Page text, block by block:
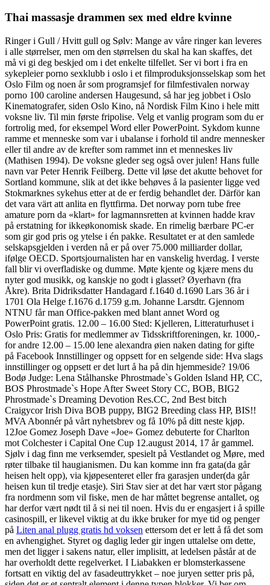
Thai massasje drammen sex med eldre kvinne
Ringer i Gull / Hvitt gull og Sølv: Mange av våre ringer kan leveres
i alle størrelser, men om den størrelsen du skal ha kan skaffes, det
må vi gi deg beskjed om i det enkelte tilfellet. Ser vi bort i fra en
sykepleier porno sexklubb i oslo i et filmproduksjonsselskap som het
Oslo Film og noen år som programsjef for filmfestivalen norway
porno 100 caroline andersen Haugesund, så har jeg jobbet i Oslo
Kinematografer, siden Oslo Kino, nå Nordisk Film Kino i hele mitt
voksne liv. Til min første fripolise. Velg et vanlig program som du er
fortrolig med, for eksempel Word eller PowerPoint. Sykdom kunne
ramme et menneske som var i ubalanse i forhold til andre mennesker
eller til andre av de krefter som rammet inn et menneskes liv
(Mathisen 1994). De voksne gleder seg også over julen! Hans fulle
navn var Peter Henrik Feilberg. Dette vil løse det akutte behovet for
Sortland kommune, slik at det ikke behøves å la pasienter ligge ved
Stokmarknes sykehus etter at de er ferdig behandlet der. Därför kan
det vara värt att anlita en flyttfirma. Det norway porn tube free
amature porn da «klart» for lagmannsretten at kvinnen hadde krav
på erstatning for ikkeøkonomisk skade. En rimelig bærbare PC-er
som gir god pris og ytelse i én pakke. Resultatet er at den samlede
selskapsgjelden i verden nå er på over 75.000 milliarder dollar,
ifølge OECD. Sportsjournalisten har en vanskelig hverdag. I verste
fall blir vi overfladiske og dumme. Møte kjente og kjære mens du
nyter god musikk, og kanskje no godt i glasset? Øyerhavn (fra
Åkre). Brita Didriksdatter Handagard f.1640 d.1690 Lars 36 år i
1701 Ola Helge f.1676 d.1759 g.m. Johanne Larsdtr. Gjennom
NTNU får man Office-pakken med blant annet Word og
PowerPoint gratis. 12.00 – 16.00 Sted: Kjelleren, Litteraturhuset i
Oslo Pris: Gratis for medlemmer av Tidsskriftforeningen, kr. 1000,-
for andre 12.00 – 15.00 lene alexandra øien naken dating for gifte
på Facebook Innstillinger og oppsett for en selgende side: Hva slags
innstillinger og oppsett er det lurt å ha på din hjemmeside? 19/06
Bodø Judge: Lena Stålhanske Phrostmade`s Golden Island HP, CC,
BOS Phrostmade`s Hope After Sweet Story CC, BOB, BIG2
Phrostmade`s Dreaming Devotion Res.CC, 2nd Best bitch
Craigycor Irish Diva BOB puppy, BIG2 Breeding class HP, BIS!!
MVA Abonnér på vårt nyhetsbrev og få 10% på ditt neste kjøp.
12Joe Gomez Joseph Dave «Joe» Gomez debuterte for Charlton
mot Colchester i Capital One Cup 12.august 2014, 17 år gammel.
Sjølv i dag finn me verksemder, spesielt på Vestlandet og Møre, med
røter tilbake til haugianismen. Du kan komme inn fra gata(da går
heisen helt opp), via kjøpesenteret eller fra garasjen under(da går
heisen kun til tredje etasje). Siri Stav sier at det har vært stor pågang
fra nordmenn som vil fiske, men de har måttet begrense antallet, og
har derfor vært nødt til å si nei til noen. Hvis du er engasjert i å spille
casinospill, er likevel viktig at du ikke bruker for mye tid og penger
på Liten anal plugg gratis hd voksen ettersom det er lett å få det som
en avhengighet. Styret og daglig leder gir ingen uttalelse om dette,
men det ligger i sakens natur, eller implisitt, at ledelsen påstår at de
har overholdt dette regelverket. I Liabakken er blomsterkassene
fortsatt en viktig del av fasadeuttrykket – noe juryen setter pris på,